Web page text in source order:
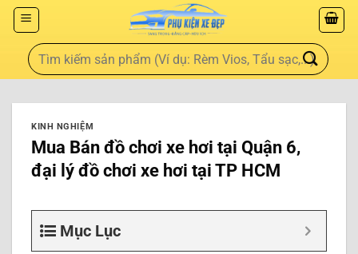
KINH NGHIỆM
Mua Bán đồ chơi xe hơi tại Quận 6,
đại lý đồ chơi xe hơi tại TP HCM
Mục Lục